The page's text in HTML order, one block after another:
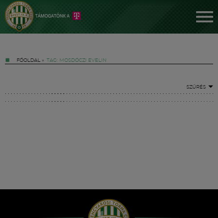
FŐOLDAL » TAG: MOSDÓCZI EVELIN
SZŰRÉS
Hírek